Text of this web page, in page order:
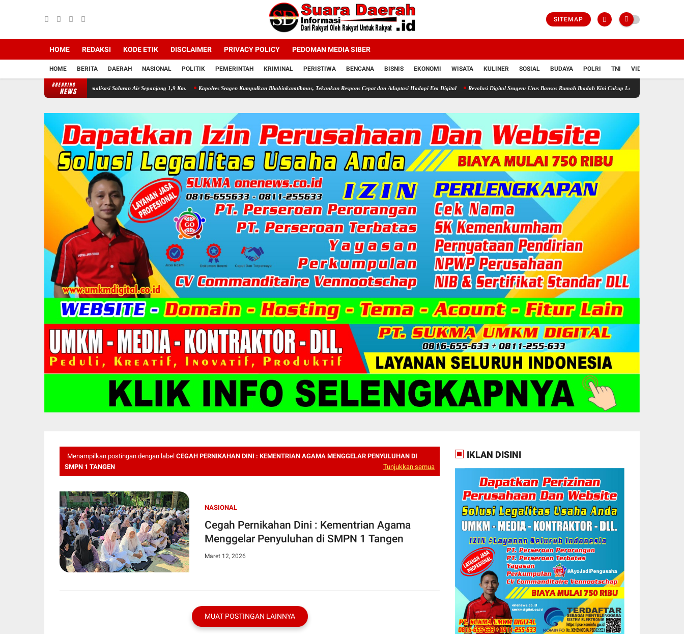
SITEMAP
HOME REDAKSI KODE ETIK DISCLAIMER PRIVACY POLICY PEDOMAN MEDIA SIBER
HOME BERITA DAERAH NASIONAL POLITIK PEMERINTAH KRIMINAL PERISTIWA BENCANA BISNIS EKONOMI WISATA KULINER SOSIAL BUDAYA POLRI TNI VIDIO
BREAKING
NEWS
Sragen Normalisasi Saluran Air Sepanjang 1,9 Km. Kapolres Sragen Kumpulkan Bhabinkamtibmas, Tekankan Respons Cepat dan Adaptasi Hadapi Era Digital Revolusi Digital Sragen: Urus Bansos Rumah Ibadah Kini Cukup Lewat Ponsel! IGABA Hadir Untuk
Menampilkan postingan dengan label CEGAH PERNIKAHAN DINI : KEMENTRIAN AGAMA MENGGELAR PENYULUHAN DI
SMPN 1 TANGEN
Tunjukkan semua
NASIONAL
Cegah Pernikahan Dini : Kementrian Agama
Menggelar Penyuluhan di SMPN 1 Tangen
Maret 12, 2026
MUAT POSTINGAN LAINNYA
IKLAN DISINI